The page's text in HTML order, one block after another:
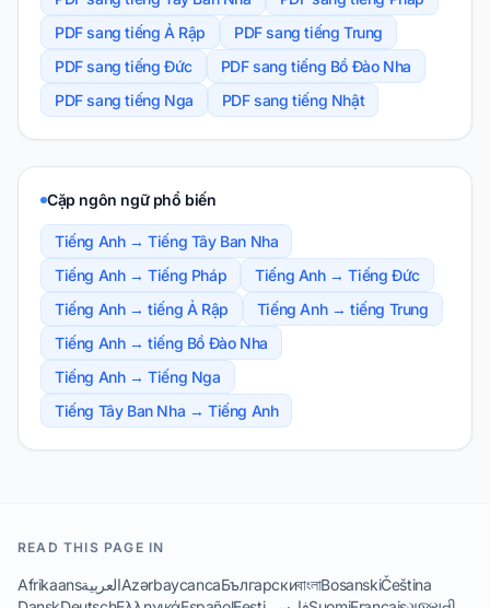
PDF sang tiếng Ả Rập
PDF sang tiếng Trung
PDF sang tiếng Đức
PDF sang tiếng Bồ Đào Nha
PDF sang tiếng Nga
PDF sang tiếng Nhật
Cặp ngôn ngữ phổ biến
Tiếng Anh → Tiếng Tây Ban Nha
Tiếng Anh → Tiếng Pháp
Tiếng Anh → Tiếng Đức
Tiếng Anh → tiếng Ả Rập
Tiếng Anh → tiếng Trung
Tiếng Anh → tiếng Bồ Đào Nha
Tiếng Anh → Tiếng Nga
Tiếng Tây Ban Nha → Tiếng Anh
READ THIS PAGE IN
AfrikaansالعربيةAzərbaycancaБългарскиবাংলাBosanskiČeština